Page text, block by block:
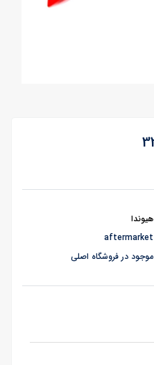
هیوندا
aftermarket
موجود در فروشگاه اصلی